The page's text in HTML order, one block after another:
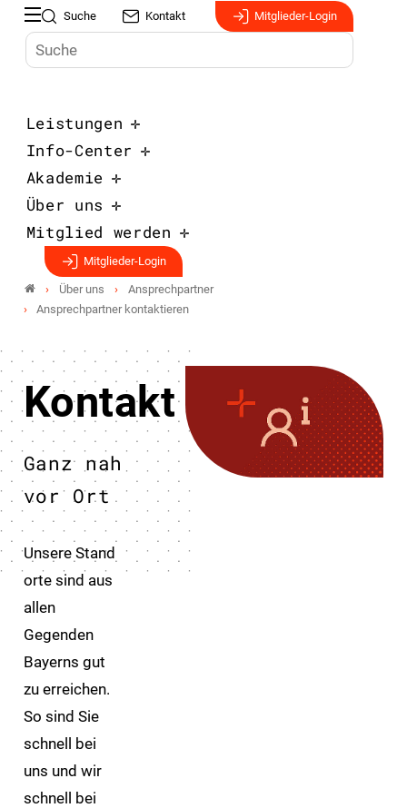
Suche Kontakt Mitglieder-Login
Leistungen
Info-Center
Akademie
Über uns
Mitglied werden
Mitglieder-Login
Über uns
Ansprechpartner
Ansprechpartner kontaktieren
Kontakt
Ganz nah
vor Ort
Unsere Stand
orte sind aus
allen
Gegenden
Bayerns gut
zu erreichen.
So sind Sie
schnell bei
uns und wir
schnell bei